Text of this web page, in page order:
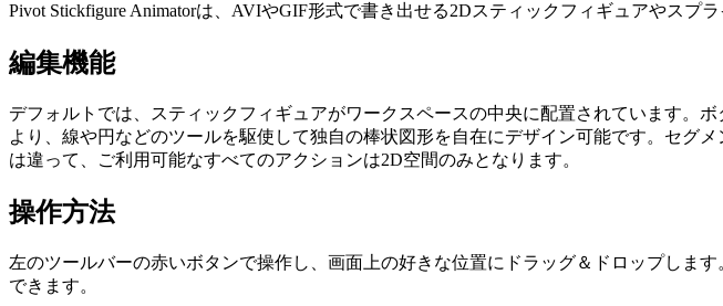
Pivot Stickfigure Animatorは、AVIやGIF形式で書き出せる2Dスティックフィギュアやスプ
編集機能
デフォルトでは、スティックフィギュアがワークスペースの中央に配置されています。
より、線や円などのツールを駆使して独自の棒状図形を自在にデザイン可能です。セグ
は違って、ご利用可能なすべてのアクションは2D空間のみとなります。
操作方法
左のツールバーの赤いボタンで操作し、画面上の好きな位置にドラッグ＆ドロップしま
できます。